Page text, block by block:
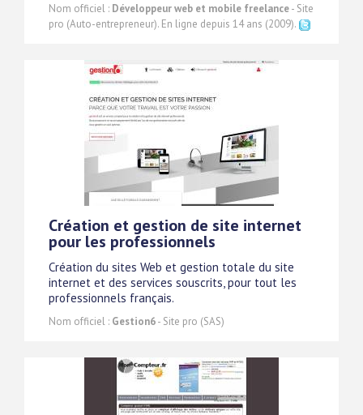
Nom officiel : Développeur web et mobile freelance- Site
pro (Auto-entrepreneur). En ligne depuis 14 ans (2009).
Création et gestion de site internet
pour les professionnels
Création du sites Web et gestion totale du site
internet et des services souscrits, pour tout les
professionnels français.
Nom officiel : Gestion6- Site pro (SAS)